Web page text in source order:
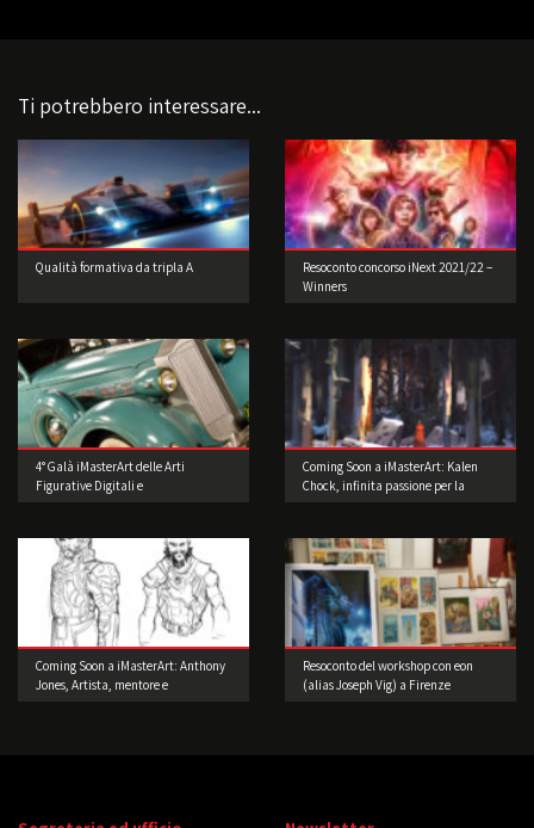
Ti potrebbero interessare...
Qualità formativa da tripla A
Resoconto concorso iNext 2021/22 –
Winners
4° Galà iMasterArt delle Arti
Figurative Digitali e
Coming Soon a iMasterArt: Kalen
Chock, infinita passione per la
Coming Soon a iMasterArt: Anthony
Jones, Artista, mentore e
Resoconto del workshop con eon
(alias Joseph Vig) a Firenze